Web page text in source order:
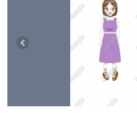
Previous